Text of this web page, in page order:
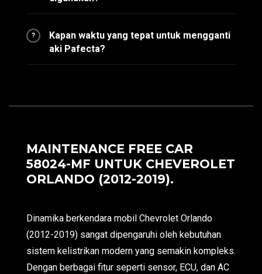
?
Kapan waktu yang tepat untuk mengganti
aki Pafecta?
MAINTENANCE FREE CAR
58024-MF UNTUK CHEVEROLET
ORLANDO (2012-2019).
Dinamika berkendara mobil Chevrolet Orlando
(2012-2019) sangat dipengaruhi oleh kebutuhan
sistem kelistrikan modern yang semakin kompleks.
Dengan berbagai fitur seperti sensor, ECU, dan AC